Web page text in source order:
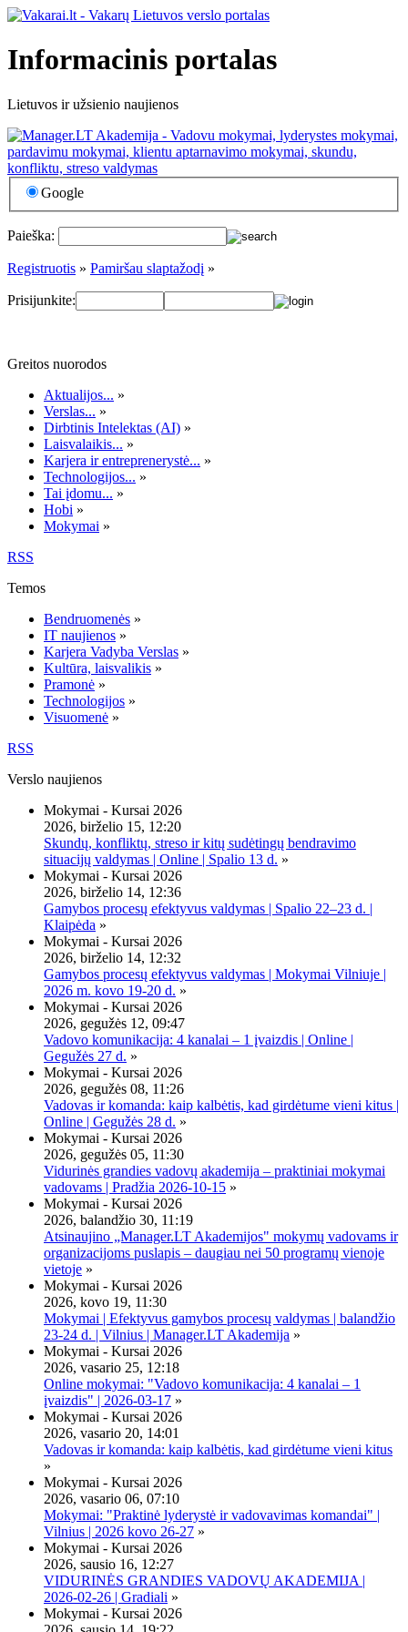
Informacinis portalas
Lietuvos ir užsienio naujienos
Google
Paieška:
Registruotis » Pamiršau slaptažodį »
Prisijunkite:
Greitos nuorodos
Aktualijos... »
Verslas... »
Dirbtinis Intelektas (AI) »
Laisvalaikis... »
Karjera ir entreprenerystė... »
Technologijos... »
Tai įdomu... »
Hobi »
Mokymai »
RSS
Temos
Bendruomenės »
IT naujienos »
Karjera Vadyba Verslas »
Kultūra, laisvalikis »
Pramonė »
Technologijos »
Visuomenė »
RSS
Verslo naujienos
Mokymai - Kursai 2026
2026, birželio 15, 12:20
Skundų, konfliktų, streso ir kitų sudėtingų bendravimo
situacijų valdymas | Online | Spalio 13 d. »
Mokymai - Kursai 2026
2026, birželio 14, 12:36
Gamybos procesų efektyvus valdymas | Spalio 22–23 d. |
Klaipėda »
Mokymai - Kursai 2026
2026, birželio 14, 12:32
Gamybos procesų efektyvus valdymas | Mokymai Vilniuje |
2026 m. kovo 19-20 d. »
Mokymai - Kursai 2026
2026, gegužės 12, 09:47
Vadovo komunikacija: 4 kanalai – 1 įvaizdis | Online |
Gegužės 27 d. »
Mokymai - Kursai 2026
2026, gegužės 08, 11:26
Vadovas ir komanda: kaip kalbėtis, kad girdėtume vieni kitus |
Online | Gegužės 28 d. »
Mokymai - Kursai 2026
2026, gegužės 05, 11:30
Vidurinės grandies vadovų akademija – praktiniai mokymai
vadovams | Pradžia 2026-10-15 »
Mokymai - Kursai 2026
2026, balandžio 30, 11:19
Atsinaujino „Manager.LT Akademijos" mokymų vadovams ir
organizacijoms puslapis – daugiau nei 50 programų vienoje
vietoje »
Mokymai - Kursai 2026
2026, kovo 19, 11:30
Mokymai | Efektyvus gamybos procesų valdymas | balandžio
23-24 d. | Vilnius | Manager.LT Akademija »
Mokymai - Kursai 2026
2026, vasario 25, 12:18
Online mokymai: "Vadovo komunikacija: 4 kanalai – 1
įvaizdis" | 2026-03-17 »
Mokymai - Kursai 2026
2026, vasario 20, 14:01
Vadovas ir komanda: kaip kalbėtis, kad girdėtume vieni kitus
»
Mokymai - Kursai 2026
2026, vasario 06, 07:10
Mokymai: "Praktinė lyderystė ir vadovavimas komandai" |
Vilnius | 2026 kovo 26-27 »
Mokymai - Kursai 2026
2026, sausio 16, 12:27
VIDURINĖS GRANDIES VADOVŲ AKADEMIJA |
2026-02-26 | Gradiali »
Mokymai - Kursai 2026